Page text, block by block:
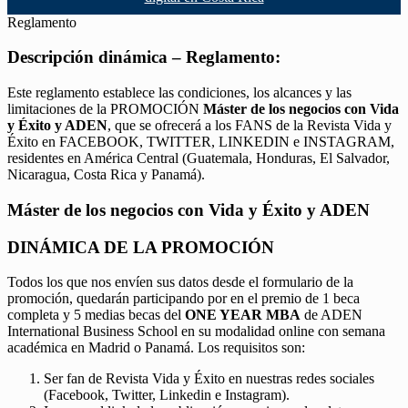
Reglamento
Descripción dinámica – Reglamento:
Este reglamento establece las condiciones, los alcances y las
limitaciones de la PROMOCIÓN Máster de los negocios con Vida
y Éxito y ADEN, que se ofrecerá a los FANS de la Revista Vida y
Éxito en FACEBOOK, TWITTER, LINKEDIN e INSTAGRAM,
residentes en América Central (Guatemala, Honduras, El Salvador,
Nicaragua, Costa Rica y Panamá).
Máster de los negocios con Vida y Éxito y ADEN
DINÁMICA DE LA PROMOCIÓN
Todos los que nos envíen sus datos desde el formulario de la
promoción, quedarán participando por en el premio de 1 beca
completa y 5 medias becas del ONE YEAR MBA de ADEN
International Business School en su modalidad online con semana
académica en Madrid o Panamá. Los requisitos son:
Ser fan de Revista Vida y Éxito en nuestras redes sociales
(Facebook, Twitter, Linkedin e Instagram).